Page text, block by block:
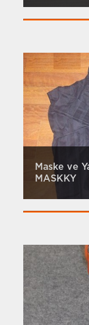
Maske ve
MASKKY